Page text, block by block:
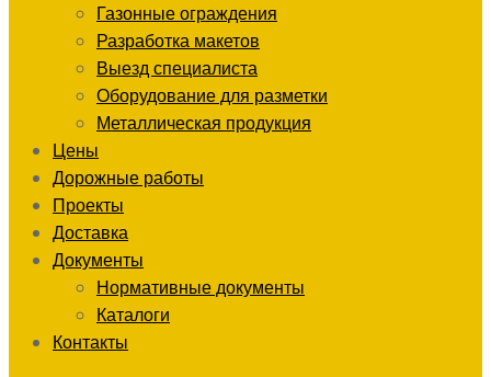
Газонные ограждения
Разработка макетов
Выезд специалиста
Оборудование для разметки
Металлическая продукция
Цены
Дорожные работы
Проекты
Доставка
Документы
Нормативные документы
Каталоги
Контакты